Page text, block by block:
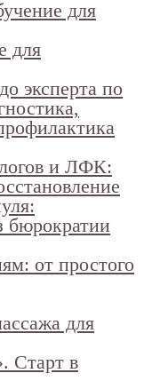
для
для
эксперта по
и ЛФК:
бюрократии
от простого
для
Старт в